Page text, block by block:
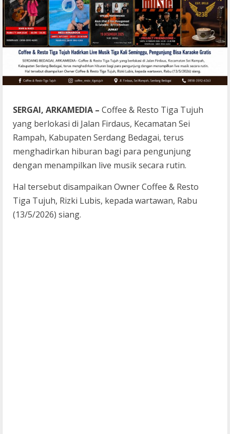
SERGAI, ARKAMEDIA – Coffee & Resto Tiga Tujuh
yang berlokasi di Jalan Firdaus, Kecamatan Sei
Rampah, Kabupaten Serdang Bedagai, terus
menghadirkan hiburan bagi para pengunjung
dengan menampilkan live musik secara rutin.
Hal tersebut disampaikan Owner Coffee & Resto
Tiga Tujuh, Rizki Lubis, kepada wartawan, Rabu
(13/5/2026) siang.